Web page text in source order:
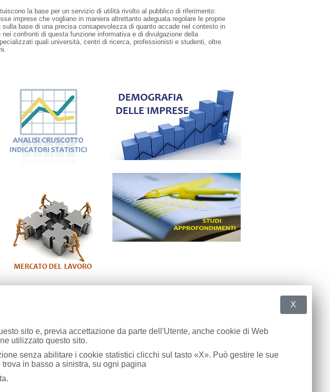
la base per un servizio di utilità rivolto al pubblico di riferimento:
imprese che vogliano in maniera altrettanto adeguata regolare le proprie
base di una precisa consapevolezza di quanto accade nel contesto in
confronti di questa funzione informativa e di divulgazione della
quali università, centri di ricerca, professionisti e studenti, oltre
sito e, previa accettazione da parte dell'Utente, anche cookie di Web
utilizzato questo sito.
senza abilitare i cookie statistici clicchi sul tasto «X». Può gestire le sue
in basso a sinistra, su ogni pagina
X